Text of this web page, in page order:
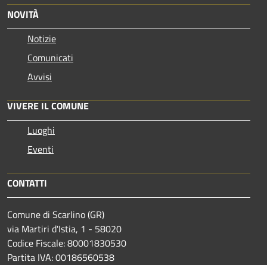
NOVITÀ
Notizie
Comunicati
Avvisi
VIVERE IL COMUNE
Luoghi
Eventi
CONTATTI
Comune di Scarlino (GR)
via Martiri d'Istia, 1 - 58020
Codice Fiscale: 80001830530
Partita IVA: 00186560538